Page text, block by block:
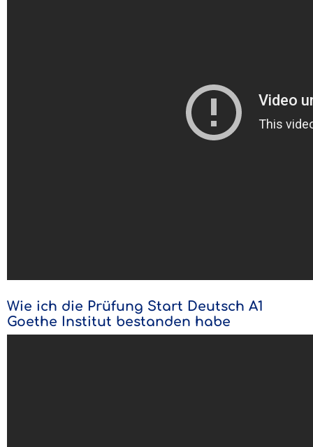
Wie ich die Prüfung Start Deutsch A1
Goethe Institut bestanden habe